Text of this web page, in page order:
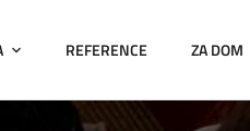
REFERENCE ZA DOM